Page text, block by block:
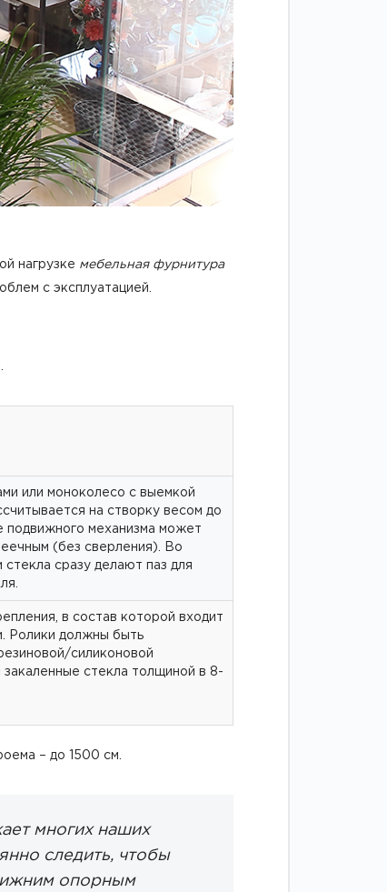
нагрузке мебельная фурнитура
с эксплуатацией.
или моноколесо с выемкой
на створку весом до
подвижного механизма может
(без сверления). Во
сразу делают паз для
в состав которой входит
Ролики должны быть
силиконовой
стекла толщиной в 8-
– до 1500 см.
многих наших
следить, чтобы
опорным